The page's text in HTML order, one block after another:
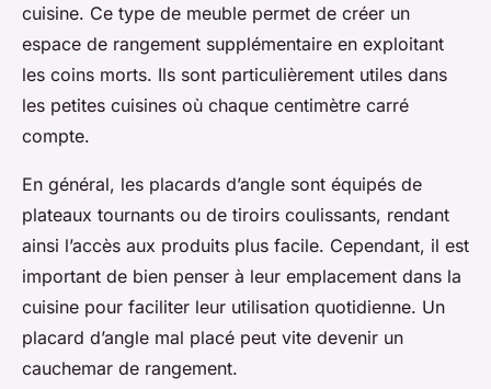
cuisine. Ce type de meuble permet de créer un
espace de rangement supplémentaire en exploitant
les coins morts. Ils sont particulièrement utiles dans
les petites cuisines où chaque centimètre carré
compte.
En général, les placards d’angle sont équipés de
plateaux tournants ou de tiroirs coulissants, rendant
ainsi l’accès aux produits plus facile. Cependant, il est
important de bien penser à leur emplacement dans la
cuisine pour faciliter leur utilisation quotidienne. Un
placard d’angle mal placé peut vite devenir un
cauchemar de rangement.